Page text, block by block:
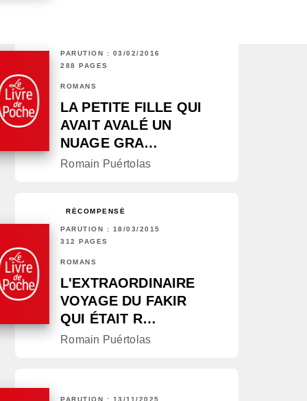
PARUTION : 03/02/2016
288 PAGES
ROMANS
LA PETITE FILLE QUI
AVAIT AVALÉ UN
NUAGE GRA…
Romain Puértolas
RÉCOMPENSÉ
PARUTION : 18/03/2015
312 PAGES
ROMANS
L'EXTRAORDINAIRE
VOYAGE DU FAKIR
QUI ÉTAIT R…
Romain Puértolas